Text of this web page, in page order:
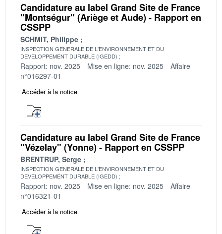
Candidature au label Grand Site de France
"Montségur" (Ariège et Aude) - Rapport en
CSSPP
SCHMIT, Philippe
INSPECTION GENERALE DE L'ENVIRONNEMENT ET DU
DEVELOPPEMENT DURABLE (IGEDD)
Rapport: nov. 2025 Mise en ligne: nov. 2025
Affaire
n°016297-01
Accéder à la notice
Candidature au label Grand Site de France
"Vézelay" (Yonne) - Rapport en CSSPP
BRENTRUP, Serge
INSPECTION GENERALE DE L'ENVIRONNEMENT ET DU
DEVELOPPEMENT DURABLE (IGEDD)
Rapport: nov. 2025 Mise en ligne: nov. 2025
Affaire
n°016321-01
Accéder à la notice